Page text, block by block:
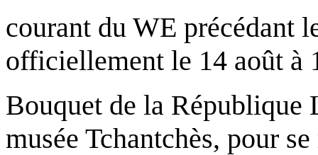
courant du WE précédant
officiellement le 14 août à
Bouquet de la République
musée Tchantchès, pour